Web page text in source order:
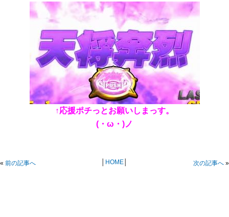
↑応援ポチっとお願いしまっす。
(・ω・)ノ
« 前の記事へ HOME│ 次の記事へ »